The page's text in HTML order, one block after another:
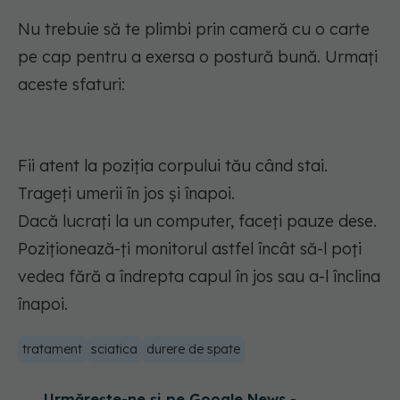
Nu trebuie să te plimbi prin cameră cu o carte
pe cap pentru a exersa o postură bună. Urmați
aceste sfaturi:
Fii atent la poziția corpului tău când stai.
Trageți umerii în jos și înapoi.
Dacă lucrați la un computer, faceți pauze dese.
Poziționează-ți monitorul astfel încât să-l poți
vedea fără a îndrepta capul în jos sau a-l înclina
înapoi.
tratament sciatica durere de spate